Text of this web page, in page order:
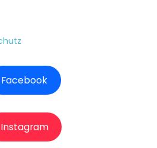
Facebook
Instagram